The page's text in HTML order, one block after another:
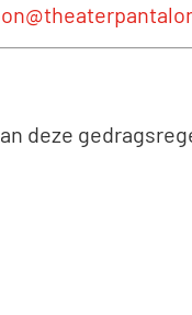
deze